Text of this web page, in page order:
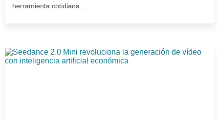
herramienta cotidiana....